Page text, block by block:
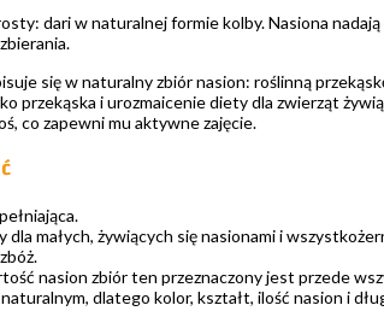
dari w naturalnej formie kolby. Nasiona
się w naturalny zbiór nasion: roślinną
przekąska i urozmaicenie diety dla zwierząt
co zapewni mu aktywne zajęcie.
dla małych, żywiących się nasionami i
nasion zbiór ten przeznaczony jest przede
dlatego kolor, kształt, ilość nasion i